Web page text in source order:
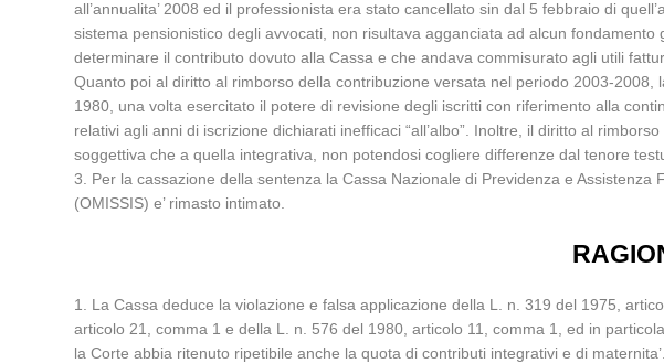
all’annualita’ 2008 ed il professionista era stato cancellato sin dal 5 febbraio di
sistema pensionistico degli avvocati, non risultava agganciata ad alcun
determinare il contributo dovuto alla Cassa e che andava commisurato agli utili
Quanto poi al diritto al rimborso della contribuzione versata nel periodo 2003-
1980, una volta esercitato il potere di revisione degli iscritti con riferimento alla
relativi agli anni di iscrizione dichiarati inefficaci “all’albo”. Inoltre, il diritto al
soggettiva che a quella integrativa, non potendosi cogliere differenze dal tenore
3. Per la cassazione della sentenza la Cassa Nazionale di Previdenza e
(OMISSIS) e’ rimasto intimato.
1. La Cassa deduce la violazione e falsa applicazione della L. n. 319 del 1975,
articolo 21, comma 1 e della L. n. 576 del 1980, articolo 11, comma 1, ed in
la Corte abbia ritenuto ripetibile anche la quota di contributi integrativi e di maternita’.